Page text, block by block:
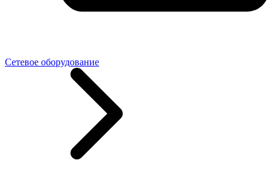
Сетевое оборудование